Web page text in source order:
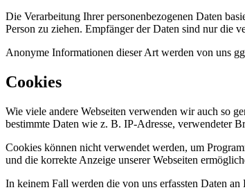
Die Verarbeitung Ihrer personenbezogenen Daten
Person zu ziehen. Empfänger der Daten sind nur die
Anonyme Informationen dieser Art werden von uns
Cookies
Wie viele andere Webseiten verwenden wir auch so
bestimmte Daten wie z. B. IP-Adresse, verwendeter
Cookies können nicht verwendet werden, um
und die korrekte Anzeige unserer Webseiten
In keinem Fall werden die von uns erfassten Daten